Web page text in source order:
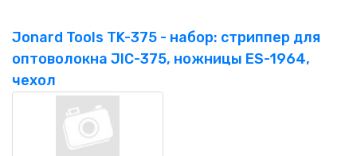
Jonard Tools TK-375 - набор: стриппер для
оптоволокна JIC-375, ножницы ES-1964,
чехол